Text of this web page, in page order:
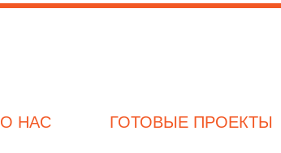
О НАС ГОТОВЫЕ ПРОЕКТЫ